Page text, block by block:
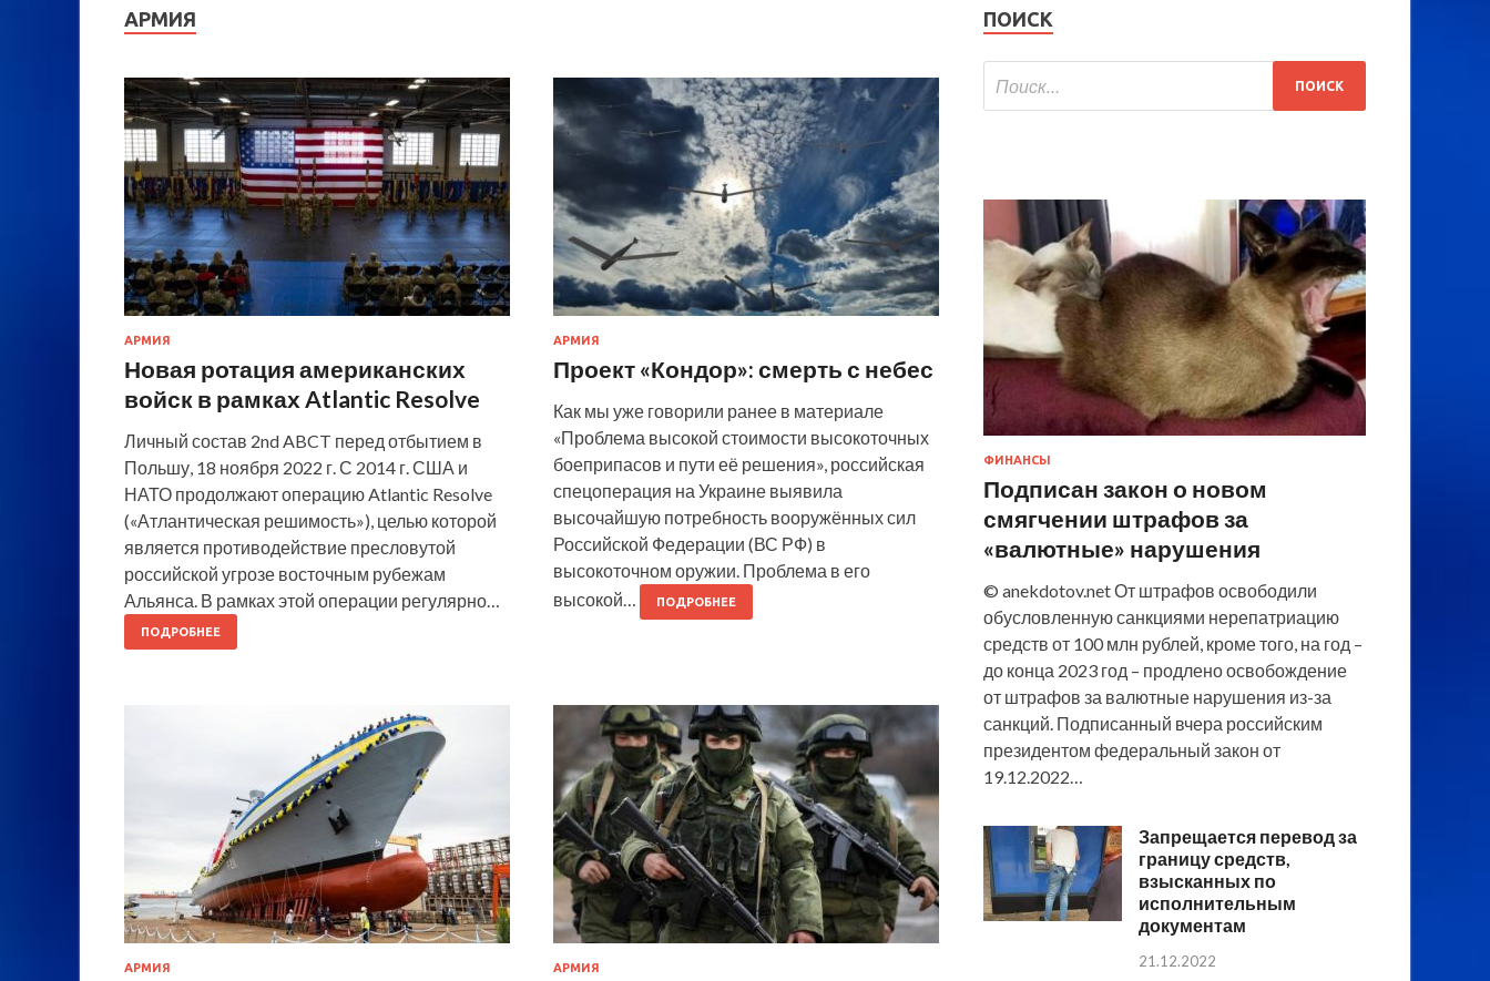
АРМИЯ
АРМИЯ
Новая ротация американских
войск в рамках Atlantic Resolve
Личный состав 2nd ABCT перед отбытием в
Польшу, 18 ноября 2022 г. С 2014 г. США и
НАТО продолжают операцию Atlantic Resolve
(«Атлантическая решимость»), целью которой
является противодействие пресловутой
российской угрозе восточным рубежам
Альянса. В рамках этой операции регулярно…
ПОДРОБНЕЕ
АРМИЯ
Проект «Кондор»: смерть с небес
Как мы уже говорили ранее в материале
«Проблема высокой стоимости высокоточных
боеприпасов и пути её решения», российская
спецоперация на Украине выявила
высочайшую потребность вооружённых сил
Российской Федерации (ВС РФ) в
высокоточном оружии. Проблема в его
высокой…
ПОДРОБНЕЕ
АРМИЯ АРМИЯ
ПОИСК
ФИНАНСЫ
Подписан закон о новом
смягчении штрафов за
«валютные» нарушения
© anekdotov.net От штрафов освободили
обусловленную санкциями нерепатриацию
средств от 100 млн рублей, кроме того, на год –
до конца 2023 год – продлено освобождение
от штрафов за валютные нарушения из-за
санкций. Подписанный вчера российским
президентом федеральный закон от
19.12.2022…
Запрещается перевод за
границу средств,
взысканных по
исполнительным
документам
21.12.2022